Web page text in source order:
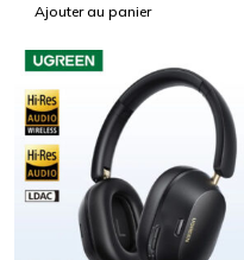
Ajouter au panier